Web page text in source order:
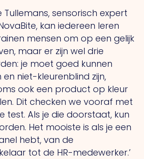
Tullemans, sensorisch expert
kan iedereen leren
mensen om op een gelijk
maar er zijn wel drie
je moet goed kunnen
en niet-kleurenblind zijn,
ook een product op kleur
Dit checken we vooraf met
test. Als je die doorstaat, kun
Het mooiste is als je een
hebt, van de
tot de HR-medewerker.’